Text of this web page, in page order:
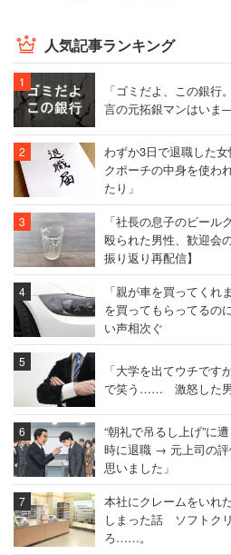
人気記事ランキング
「ゴミだよ、この銀行
言の元拓銀マンはい
わずか3日で退職した
クポーチの中身を使わ
たり」
「社長の息子のビール
殴られた男性、歓迎会
振り返り再配信】
「親が車を買ってくれ
を買ってもらってる
い声相次ぐ
「大学を出てウチで
で笑う…… 激怒した男
“朝礼で吊るし上げ”に
時に退職 → 元上司の評
思いました」
本社にクレームをいれ
しまった話 ソフトク
ろ……。